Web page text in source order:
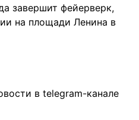
завершит фейерверк,
на площади Ленина в
в telegram-канале